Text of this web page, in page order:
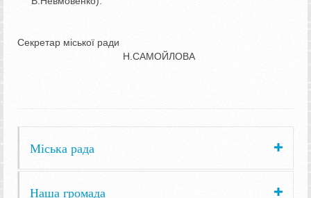
Секретар міської ради
Н.САМОЙЛОВА
Міська рада
Наша громада